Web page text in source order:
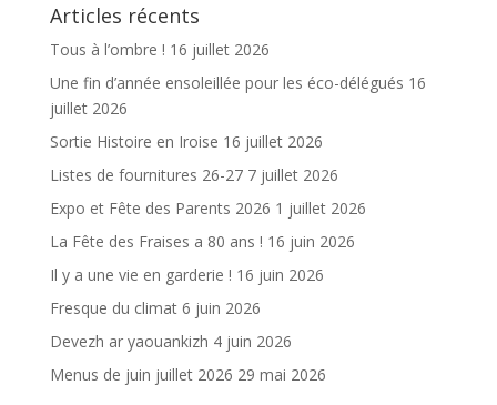
k
Articles récents
Tous à l’ombre ! 16 juillet 2026
Une fin d’année ensoleillée pour les éco-délégués 16
juillet 2026
Sortie Histoire en Iroise 16 juillet 2026
Listes de fournitures 26-27 7 juillet 2026
Expo et Fête des Parents 2026 1 juillet 2026
La Fête des Fraises a 80 ans ! 16 juin 2026
Il y a une vie en garderie ! 16 juin 2026
Fresque du climat 6 juin 2026
Devezh ar yaouankizh 4 juin 2026
Menus de juin juillet 2026 29 mai 2026